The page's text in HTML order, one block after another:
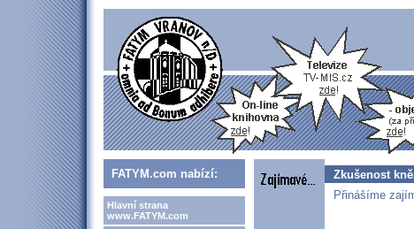
FATYM.com nabízí:
Hlavní strana
www.FATYM.com
Zkušenost
Přinášíme